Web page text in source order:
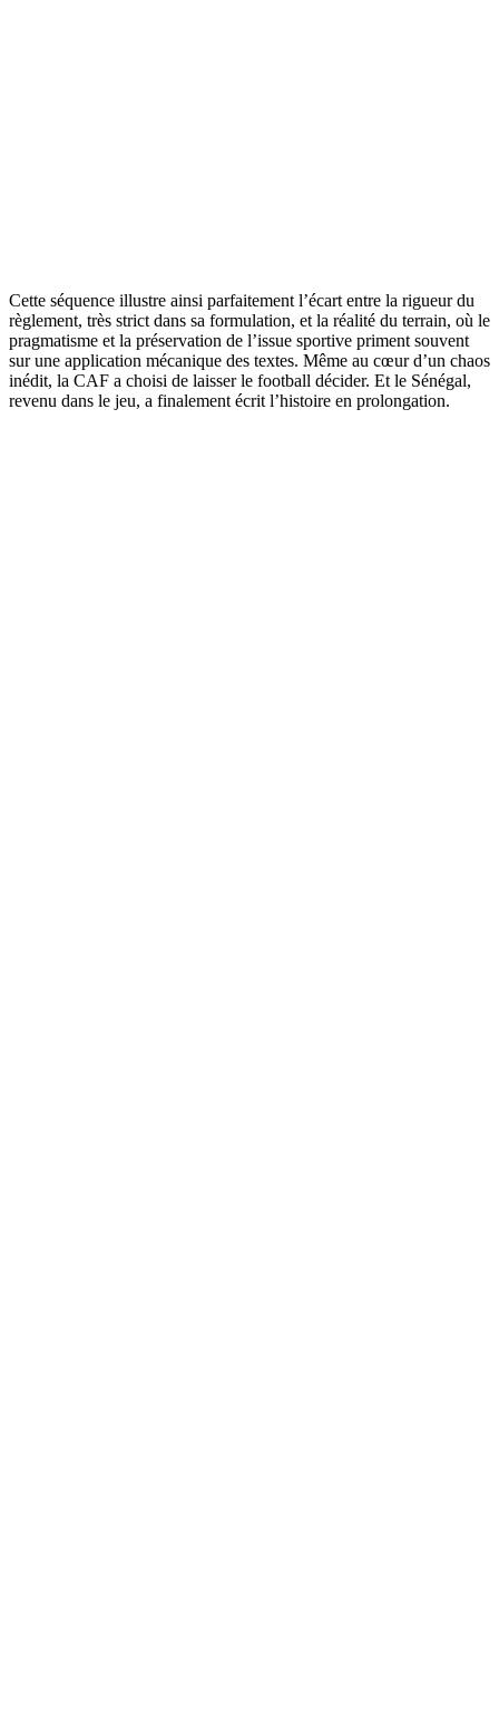
Cette séquence illustre ainsi parfaitement l’écart entre la rigueur du
règlement, très strict dans sa formulation, et la réalité du terrain, où le
pragmatisme et la préservation de l’issue sportive priment souvent
sur une application mécanique des textes. Même au cœur d’un chaos
inédit, la CAF a choisi de laisser le football décider. Et le Sénégal,
revenu dans le jeu, a finalement écrit l’histoire en prolongation.